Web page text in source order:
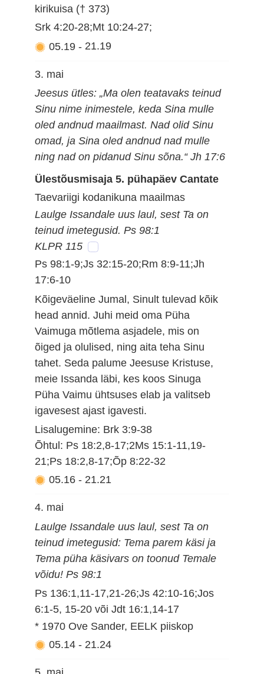
kirikuisa († 373)
Srk 4:20-28;Mt 10:24-27;
05.19 - 21.19
3. mai
Jeesus ütles: „Ma olen teatavaks teinud
Sinu nime inimestele, keda Sina mulle
oled andnud maailmast. Nad olid Sinu
omad, ja Sina oled andnud nad mulle
ning nad on pidanud Sinu sõna.“ Jh 17:6
Ülestõusmisaja 5. pühapäev Cantate
Taevariigi kodanikuna maailmas
Laulge Issandale uus laul, sest Ta on
teinud imetegusid. Ps 98:1
KLPR 115
Ps 98:1-9;Js 32:15-20;Rm 8:9-11;Jh
17:6-10
Kõigeväeline Jumal, Sinult tulevad kõik
head annid. Juhi meid oma Püha
Vaimuga mõtlema asjadele, mis on
õiged ja olulised, ning aita teha Sinu
tahet. Seda palume Jeesuse Kristuse,
meie Issanda läbi, kes koos Sinuga
Püha Vaimu ühtsuses elab ja valitseb
igavesest ajast igavesti.
Lisalugemine: Brk 3:9-38
Õhtul: Ps 18:2,8-17;2Ms 15:1-11,19-
21;Ps 18:2,8-17;Õp 8:22-32
05.16 - 21.21
4. mai
Laulge Issandale uus laul, sest Ta on
teinud imetegusid: Tema parem käsi ja
Tema püha käsivars on toonud Temale
võidu! Ps 98:1
Ps 136:1,11-17,21-26;Js 42:10-16;Jos
6:1-5, 15-20 või Jdt 16:1,14-17
* 1970 Ove Sander, EELK piiskop
05.14 - 21.24